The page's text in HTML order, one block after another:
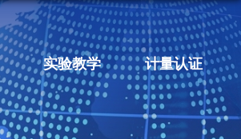
实验教学 计量认证